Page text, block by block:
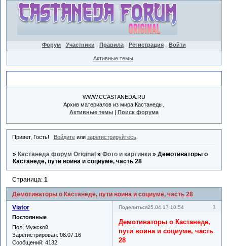
Форум Участники Правила Регистрация Войти
Активные темы
WWW.CCASTANEDA.RU
Архив материалов из мира Кастанеды.
Активные темы| Поиск форума
Привет, Гость! Войдитеили зарегистрируйтесь.
» Кастанеда форум Original »Фото и картинки »Демотиваторы о
Кастанеде, пути воина и социуме, часть 28
Демотиваторы о Кастанеде, пути воина и социуме, часть 28
Страница:1
Поделиться 1
25.04.17 10:54
Viator
Постоянные
Пол: Мужской
Зарегистрирован: 08.07.16
Сообщений: 4132
Демотиваторы о Кастанеде,
пути воина и социуме, часть
28